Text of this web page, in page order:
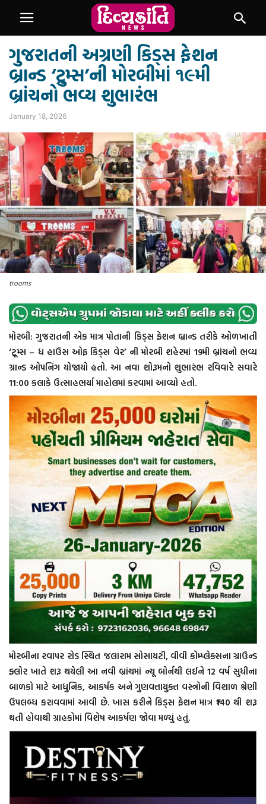
ગુજરાતની અગ્રણી કિડ્સ ફેશન
બ્રાન્ડ ‘ટ્રુમ્સ’ની મોરબીમાં ૧૯મી
બ્રાંચનો ભવ્ય શુભારંભ
January 18, 2026
trooms
મોરબી: ગુજરાતની એક માત્ર પોતાની કિડ્સ ફેશન બ્રાન્ડ તરીકે ઓળખાતી
‘ટ્રૂમ્સ – ધ હાઉસ ઓફ કિડ્સ વેર’ ની મોરબી શહેરમાં 19મી બ્રાંચનો ભવ્ય
ગ્રાન્ડ ઓપનિંગ યોજાયો હતો. આ નવા શોરૂમનો શુભારંભ રવિવારે સવારે
11:00 કલાકે ઉત્સાહભર્યા માહોલમાં કરવામાં આવ્યો હતો.
મોરબીના રવાપર રોડ સ્થિત જલારામ સોસાયટી, વીવી કોમ્પ્લેક્સના ગ્રાઉન્ડ
ફ્લોર ખાતે શરૂ થયેલી આ નવી બ્રાંચમાં ન્યૂ બોર્નથી લઈને 12 વર્ષ સુધીના
બાળકો માટે આધુનિક, આકર્ષક અને ગુણવત્તાયુક્ત વસ્ત્રોની વિશાળ શ્રેણી
ઉપલબ્ધ કરાવવામાં આવી છે. ખાસ કરીને કિડ્સ ફેશન માત્ર ₹140 થી શરૂ
થતી હોવાથી ગ્રાહકોમાં વિશેષ આકર્ષણ જોવા મળ્યું હતું.